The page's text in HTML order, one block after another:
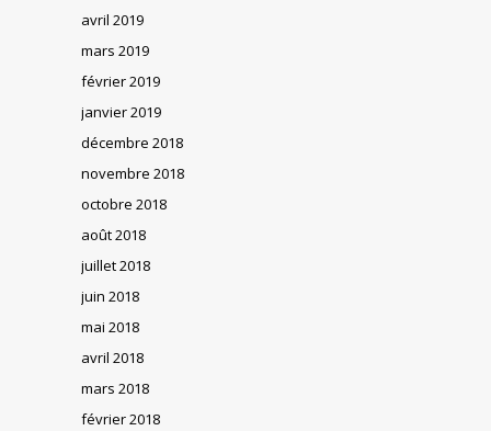
avril 2019
mars 2019
février 2019
janvier 2019
décembre 2018
novembre 2018
octobre 2018
août 2018
juillet 2018
juin 2018
mai 2018
avril 2018
mars 2018
février 2018